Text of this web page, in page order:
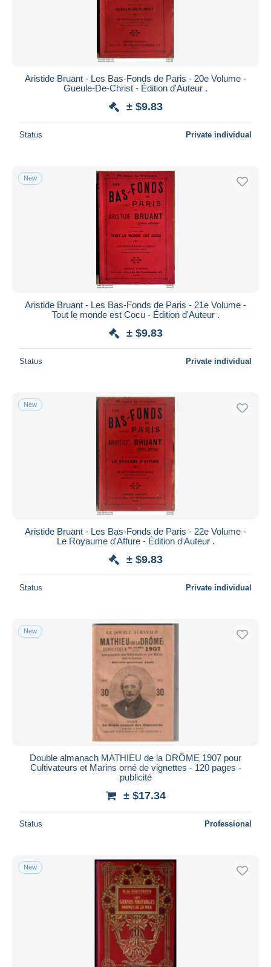
Aristide Bruant - Les Bas-Fonds de Paris - 20e Volume -
Gueule-De-Christ - Édition d'Auteur .
± $9.83
Status Private individual
New
Aristide Bruant - Les Bas-Fonds de Paris - 21e Volume -
Tout le monde est Cocu - Édition d'Auteur .
± $9.83
Status Private individual
New
Aristide Bruant - Les Bas-Fonds de Paris - 22e Volume -
Le Royaume d'Affure - Édition d'Auteur .
± $9.83
Status Private individual
New
Double almanach MATHIEU de la DRÔME 1907 pour
Cultivateurs et Marins orné de vignettes - 120 pages -
publicité
± $17.34
Status Professional
New